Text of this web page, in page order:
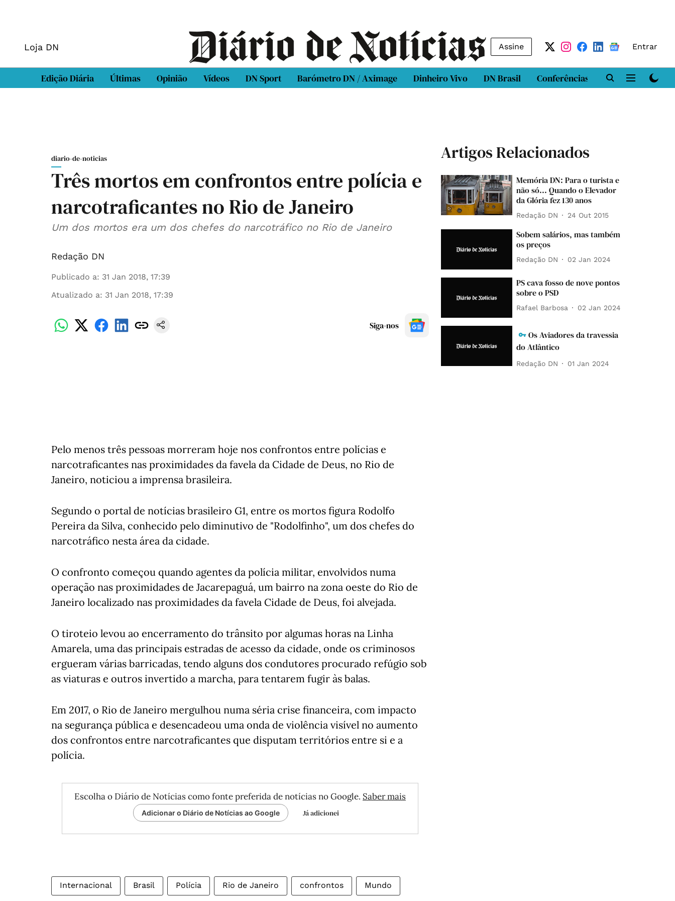
Loja DN Assine Entrar
Edição Diária Últimas Opinião Vídeos DN Sport Barómetro DN / Aximage Dinheiro Vivo DN Brasil Conferências DN LAB
diario-de-noticias
Três mortos em confrontos entre polícia e
narcotraficantes no Rio de Janeiro
Um dos mortos era um dos chefes do narcotráfico no Rio de Janeiro
Redação DN
Publicado a: 31 Jan 2018, 17:39
Atualizado a: 31 Jan 2018, 17:39
Siga-nos
Pelo menos três pessoas morreram hoje nos confrontos entre polícias e
narcotraficantes nas proximidades da favela da Cidade de Deus, no Rio de
Janeiro, noticiou a imprensa brasileira.
Segundo o portal de notícias brasileiro G1, entre os mortos figura Rodolfo
Pereira da Silva, conhecido pelo diminutivo de "Rodolfinho", um dos chefes do
narcotráfico nesta área da cidade.
O confronto começou quando agentes da polícia militar, envolvidos numa
operação nas proximidades de Jacarepaguá, um bairro na zona oeste do Rio de
Janeiro localizado nas proximidades da favela Cidade de Deus, foi alvejada.
O tiroteio levou ao encerramento do trânsito por algumas horas na Linha
Amarela, uma das principais estradas de acesso da cidade, onde os criminosos
ergueram várias barricadas, tendo alguns dos condutores procurado refúgio sob
as viaturas e outros invertido a marcha, para tentarem fugir às balas.
Em 2017, o Rio de Janeiro mergulhou numa séria crise financeira, com impacto
na segurança pública e desencadeou uma onda de violência visível no aumento
dos confrontos entre narcotraficantes que disputam territórios entre si e a
polícia.
Escolha o Diário de Notícias como fonte preferida de notícias no Google. Saber mais
Adicionar o Diário de Notícias ao Google Já adicionei
Internacional Brasil Polícia Rio de Janeiro confrontos Mundo
Artigos Relacionados
Memória DN: Para o turista e
não só... Quando o Elevador
da Glória fez 130 anos
Redação DN 24 Out 2015
Sobem salários, mas também
os preços
Redação DN 02 Jan 2024
PS cava fosso de nove pontos
sobre o PSD
Rafael Barbosa 02 Jan 2024
Os Aviadores da travessia
do Atlântico
Redação DN 01 Jan 2024